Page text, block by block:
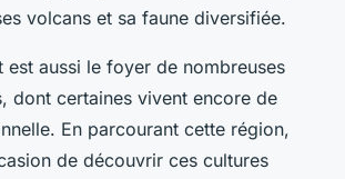
volcans et sa faune diversifiée.
est aussi le foyer de nombreuses
dont certaines vivent encore de
En parcourant cette région,
de découvrir ces cultures